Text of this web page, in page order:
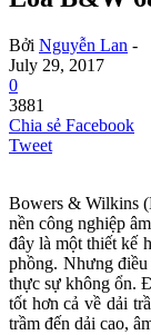
Bởi Nguyễn Lan -
July 29, 2017
0
3881
Chia sẻ Facebook
Tweet
Bowers & Wilkins
nền công nghiệp
đây là một thiết kế
phồng. Nhưng
thực sự không ổn.
tốt hơn cả về dải
trầm đến dải cao,